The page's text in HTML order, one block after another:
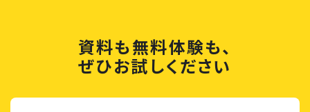
資料も無料体験も、
ぜひお試しください